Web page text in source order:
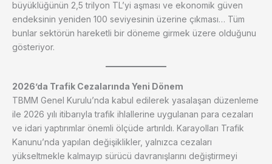
büyüklüğünün 2,5 trilyon TL’yi aşması ve ekonomik güven
endeksinin yeniden 100 seviyesinin üzerine çıkması… Tüm
bunlar sektörün hareketli bir döneme girmek üzere olduğunu
gösteriyor.
2026’da Trafik Cezalarında Yeni Dönem
TBMM Genel Kurulu’nda kabul edilerek yasalaşan düzenleme
ile 2026 yılı itibarıyla trafik ihlallerine uygulanan para cezaları
ve idari yaptırımlar önemli ölçüde artırıldı. Karayolları Trafik
Kanunu’nda yapılan değişiklikler, yalnızca cezaları
yükseltmekle kalmayıp sürücü davranışlarını değiştirmeyi